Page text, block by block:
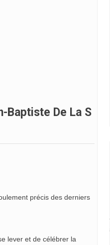
Baptiste De La S
précis des derniers
lever et de célébrer la